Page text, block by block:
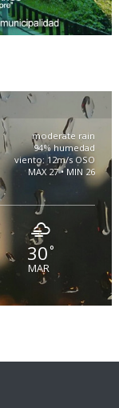
moderate rain
94% humedad
viento: 12m/s OSO
MAX 27 • MIN 26
30°
MAR